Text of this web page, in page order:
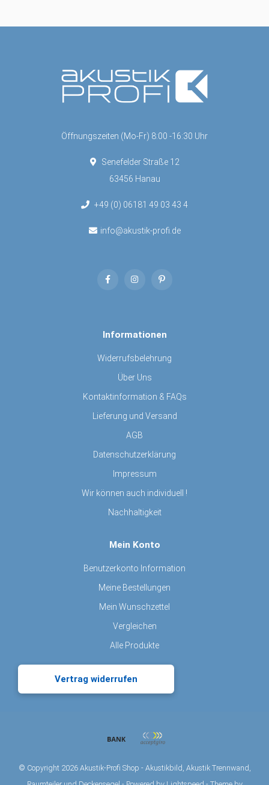
Öffnungszeiten (Mo-Fr) 8:00 -16:30 Uhr
Senefelder Straße 12
63456 Hanau
+49 (0) 06181 49 03 43 4
info@akustik-profi.de
Informationen
Widerrufsbelehrung
Über Uns
Kontaktinformation & FAQs
Lieferung und Versand
AGB
Datenschutzerklärung
Impressum
Wir können auch individuell !
Nachhaltigkeit
Mein Konto
Benutzerkonto Information
Meine Bestellungen
Mein Wunschzettel
Vergleichen
Alle Produkte
Vertrag widerrufen
© Copyright 2026 Akustik-Profi Shop - Akustikbild, Akustik Trennwand,